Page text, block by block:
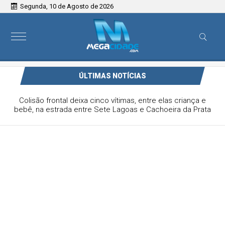
Segunda, 10 de Agosto de 2026
ÚLTIMAS NOTÍCIAS
Sete Lagoas conquista 10 medalhas e termina JEMG com
vice-campeonato no taekwondo